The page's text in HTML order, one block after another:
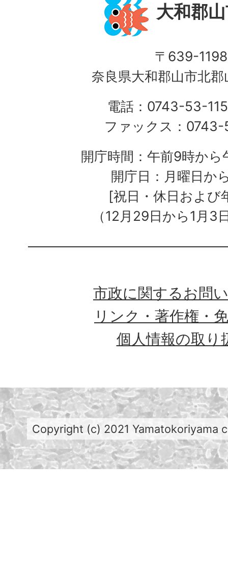
大和郡
〒639-1198
奈良県大和郡山市北
電話：0743-53-
ファックス：
開庁時間：午前9時か
開庁日：月曜日か
[祝日・休日および
（12月29日から1月3
市政に関するお問
リンク・著作権・
個人情報の取り
Copyright (c) 2021 Yamatokoriyama